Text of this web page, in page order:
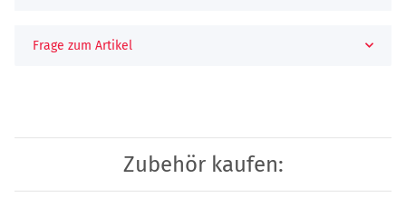
Frage zum Artikel
Zubehör kaufen: